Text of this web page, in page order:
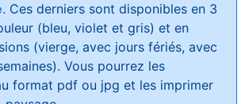
. Ces derniers sont disponibles en 3
(bleu, violet et gris) et en
(vierge, avec jours fériés, avec
. Vous pourrez les
format pdf ou jpg et les imprimer